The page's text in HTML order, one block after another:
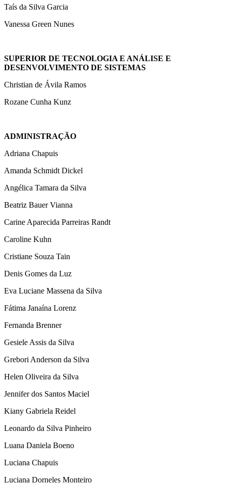
Taís da Silva Garcia
Vanessa Green Nunes
SUPERIOR DE TECNOLOGIA E ANÁLISE E
DESENVOLVIMENTO DE SISTEMAS
Christian de Ávila Ramos
Rozane Cunha Kunz
ADMINISTRAÇÃO
Adriana Chapuis
Amanda Schmidt Dickel
Angélica Tamara da Silva
Beatriz Bauer Vianna
Carine Aparecida Parreiras Randt
Caroline Kuhn
Cristiane Souza Tain
Denis Gomes da Luz
Eva Luciane Massena da Silva
Fátima Janaína Lorenz
Fernanda Brenner
Gesiele Assis da Silva
Grebori Anderson da Silva
Helen Oliveira da Silva
Jennifer dos Santos Maciel
Kiany Gabriela Reidel
Leonardo da Silva Pinheiro
Luana Daniela Boeno
Luciana Chapuis
Luciana Dorneles Monteiro